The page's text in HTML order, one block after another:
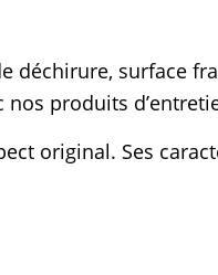
déchirure, surface
produits
original. Ses